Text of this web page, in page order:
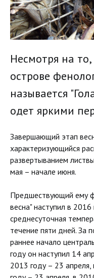
Несмотря на
острове
называется
одет яркими
Завершающий этап
характеризующийся
развертыванием
мая – начале июня.
Предшествующий ему
весна" наступил в
среднесуточная
течение пяти дней. За
раннее начало
году он наступил 14
2013 году – 23